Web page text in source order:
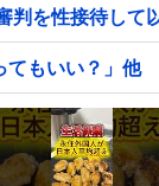
を性接待して
てもいい？」他